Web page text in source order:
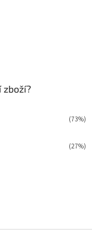
zboží?
(73%)
(27%)